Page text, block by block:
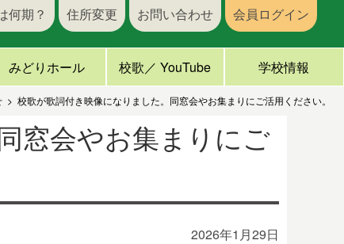
何期？ 住所変更 お問い合わせ 会員ログイン
みどりホール 校歌／ YouTube 学校情報
校歌が歌詞付き映像になりました。同窓会やお集まりにご活用ください。
窓会やお集まりにご
2026年1月29日